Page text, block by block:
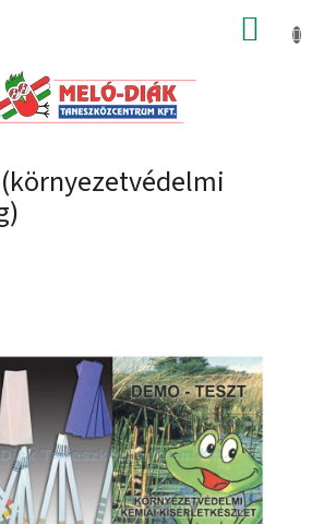
KOSÁR